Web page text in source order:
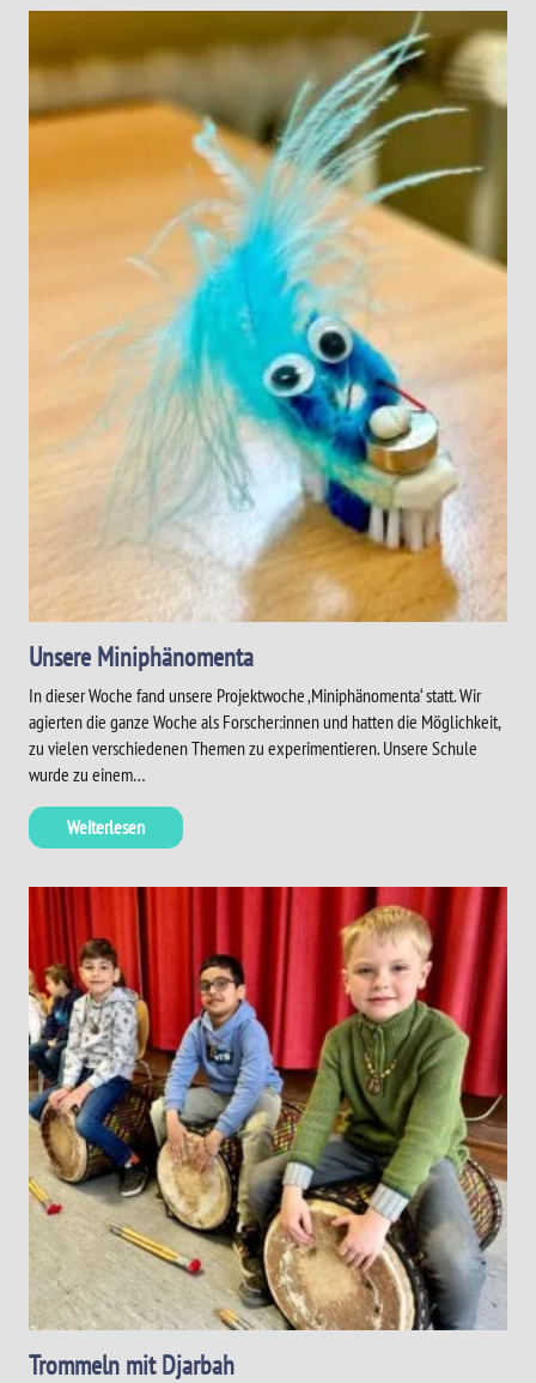
Unsere Miniphänomenta
In dieser Woche fand unsere Projektwoche ‚Miniphänomenta‘ statt. Wir
agierten die ganze Woche als Forscher:innen und hatten die Möglichkeit,
zu vielen verschiedenen Themen zu experimentieren. Unsere Schule
wurde zu einem…
Weiterlesen
Trommeln mit Djarbah